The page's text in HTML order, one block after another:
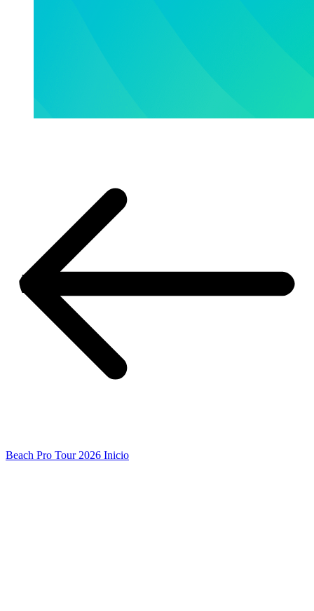
Beach Pro Tour 2026 Inicio